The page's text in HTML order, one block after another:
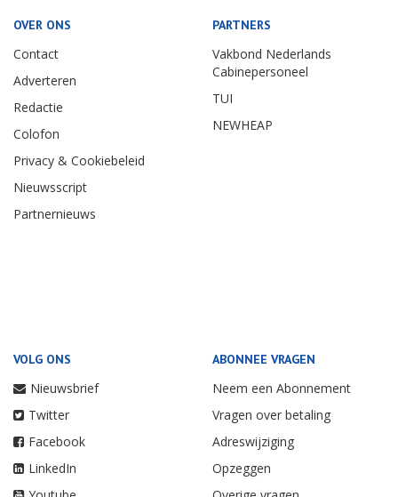
OVER ONS
Contact
Adverteren
Redactie
Colofon
Privacy & Cookiebeleid
Nieuwsscript
Partnernieuws
PARTNERS
Vakbond Nederlands
Cabinepersoneel
TUI
NEWHEAP
VOLG ONS
Nieuwsbrief
Twitter
Facebook
LinkedIn
ABONNEE VRAGEN
Neem een Abonnement
Vragen over betaling
Adreswijziging
Opzeggen